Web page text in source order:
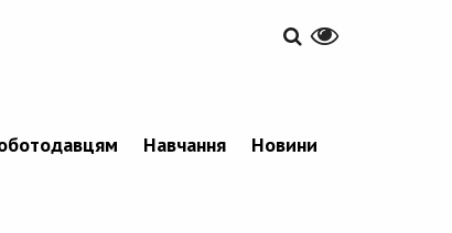
Навчання Новини